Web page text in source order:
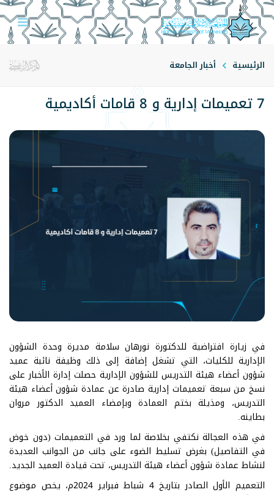
الرئيسية أخبار الجامعة
7 تعميمات إدارية و 8 قامات أكاديمية
في زيارة افتراضية للدكتورة نورهان سلامة مديرة وحدة الشؤون
الإدارية للكليات، التي تشغل إضافة إلى ذلك وظيفة نائبة عميد
شؤون أعضاء هيئة التدريس للشؤون الإدارية حصلت إدارة الأخبار على
نسخ من سبعة تعميمات إدارية صادرة عن عمادة شؤون أعضاء هيئة
التدريس، ومذيلة بختم العمادة وبإمضاء العميد الدكتور مروان
بطاينه.
في هذه العجالة نكتفي بخلاصة لما ورد في التعميمات (دون خوض
في التفاصيل) بغرض تسليط الضوء على جانب من الجوانب العديدة
لنشاط عمادة شؤون أعضاء هيئة التدريس، تحت قيادة العميد الجديد.
التعميم الأول الصادر بتاريخ 4 شباط فبراير 2024م، يخص موضوع